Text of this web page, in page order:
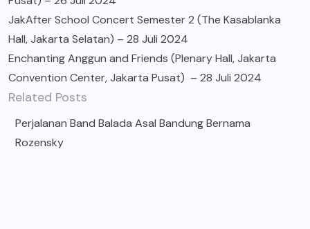
JakAfter School Concert Semester 2 (The Kasablanka
Hall, Jakarta Selatan) – 28 Juli 2024
Enchanting Anggun and Friends (Plenary Hall, Jakarta
Convention Center, Jakarta Pusat) – 28 Juli 2024
Related Posts
Perjalanan Band Balada Asal Bandung Bernama
Rozensky